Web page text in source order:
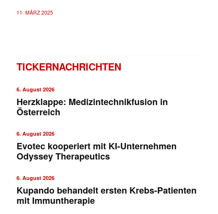
11. MÄRZ 2025
TICKERNACHRICHTEN
6. August 2026
Herzklappe: Medizintechnikfusion in
Österreich
6. August 2026
Evotec kooperiert mit KI-Unternehmen
Odyssey Therapeutics
6. August 2026
Kupando behandelt ersten Krebs-Patienten
mit Immuntherapie